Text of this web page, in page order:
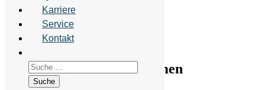
Home
Unternehmen
Karriere
Service
Kontakt
Suche
nach: